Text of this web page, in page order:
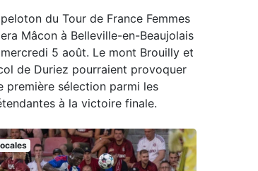
du Tour de France Femmes
Mâcon à Belleville-en-Beaujolais
5 août. Le mont Brouilly et
de Duriez pourraient provoquer
première sélection parmi les
à la victoire finale.